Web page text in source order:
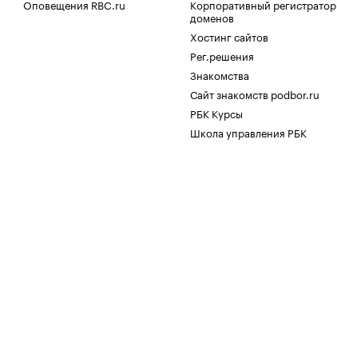
Оповещения RBC.ru
Корпоративный регистратор
доменов
Хостинг сайтов
Рег.решения
Знакомства
Сайт знакомств podbor.ru
РБК Курсы
Школа управления РБК